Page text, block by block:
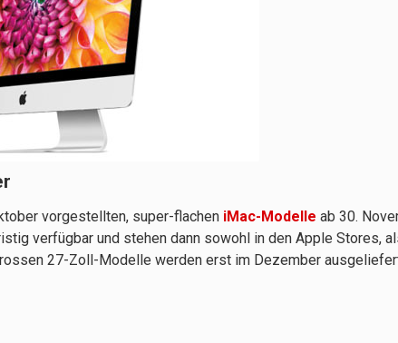
vorgestellten, super-flachen iMac-Modelle ab 30.
verfügbar und stehen dann sowohl in den Apple Stores,
27-Zoll-Modelle werden erst im Dezember